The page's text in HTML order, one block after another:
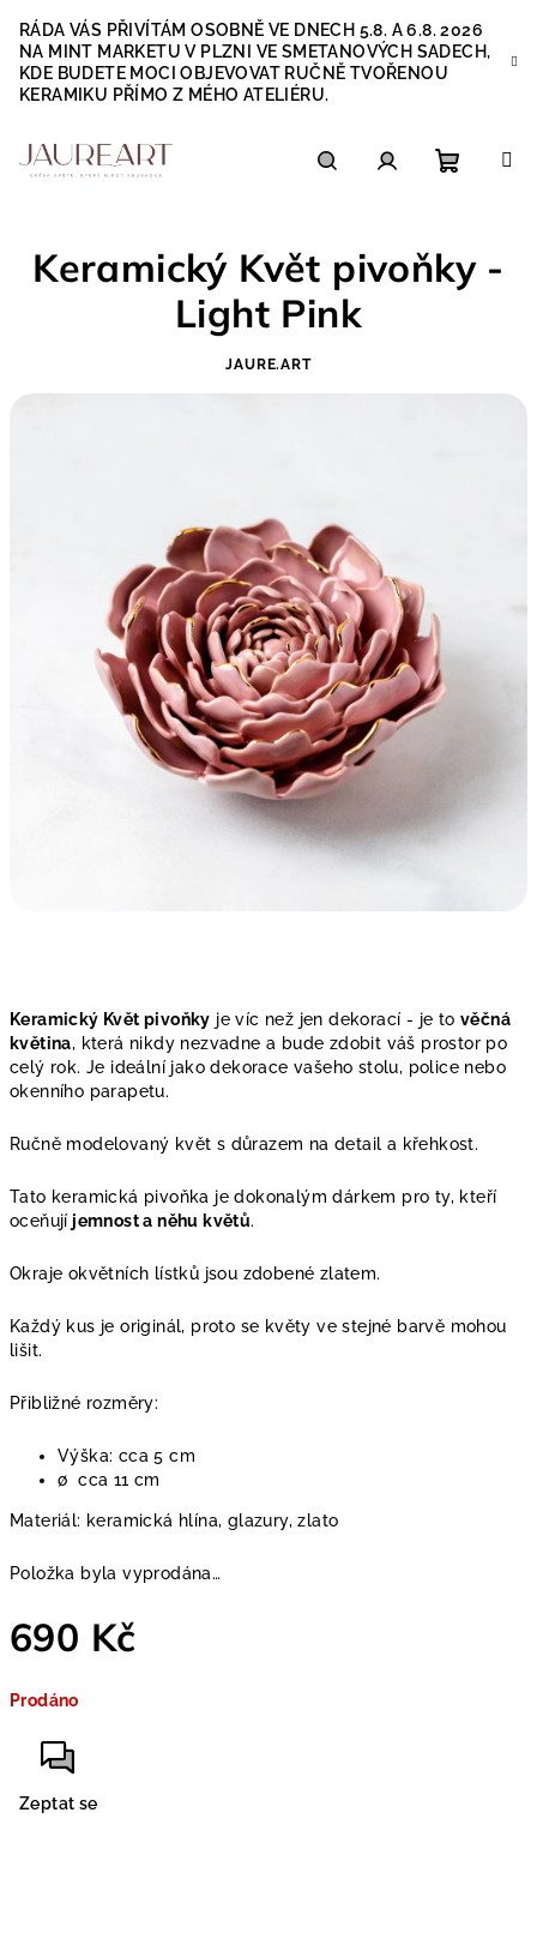
obsah
RÁDA VÁS PŘIVÍTÁM OSOBNĚ VE DNECH 5.8. A 6.8. 2026
NA MINT MARKETU V PLZNI VE SMETANOVÝCH SADECH,
KDE BUDETE MOCI OBJEVOVAT RUČNĚ TVOŘENOU
KERAMIKU PŘÍMO Z MÉHO ATELIÉRU.
košík
Keramický Květ pivoňky je víc než jen dekorací - je tověčná
květina, která nikdy nezvadne a bude zdobit váš prostor po
celý rok. Je ideální jako dekorace vašeho stolu, police nebo
okenního parapetu.
Ručně modelovaný květ s důrazem na detail a křehkost.
Tato keramická pivoňka je dokonalým dárkem pro ty, kteří
oceňují jemnost a něhu květů.
Okraje okvětních lístků jsou zdobené zlatem.
Každý kus je originál, proto se květy ve stejné barvě mohou
lišit.
Přibližné rozměry:
Výška: cca 5 cm
∅ cca 11 cm
Materiál: keramická hlína, glazury, zlato
Položka byla vyprodána…
690 Kč
cena:
Prodáno
Zeptat se
Keramický Květ pivoňky -
Light Pink
JAURE.ART